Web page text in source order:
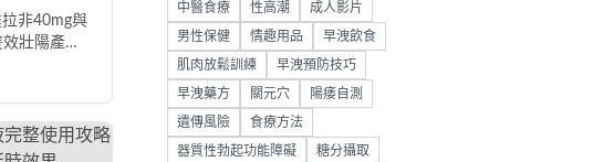
指南
非40mg與
壯陽產
面評價，常
7%）。本
中醫食療 性高潮 成人影片
男性保健 情趣用品 早洩飲食
肌肉放鬆訓練 早洩預防技巧
早洩藥方 關元穴 陽痿自測
遺傳風險 食療方法
器質性勃起功能障礙 糖分攝取